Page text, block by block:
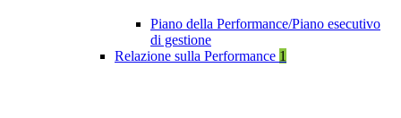
Piano della Performance/Piano esecutivo
di gestione
Relazione sulla Performance 1